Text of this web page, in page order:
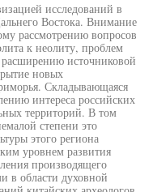
исследований в
Востока. Внимание
рассмотрению вопросов
к неолиту, проблем
источниковой
новых
Складывающаяся
интереса российских
территорий. В том
степени это
этого региона
уровнем развития
производящего
в области духовной